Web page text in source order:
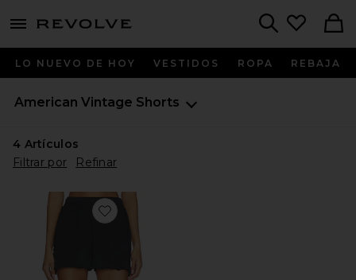
menu - shows more content
LO NUEVO DE HOY VESTIDOS ROPA REBAJA
American Vintage Shorts
4 Artículos
Filtrar por
Refinar
Favorite SHORTS DEPORTIVOS